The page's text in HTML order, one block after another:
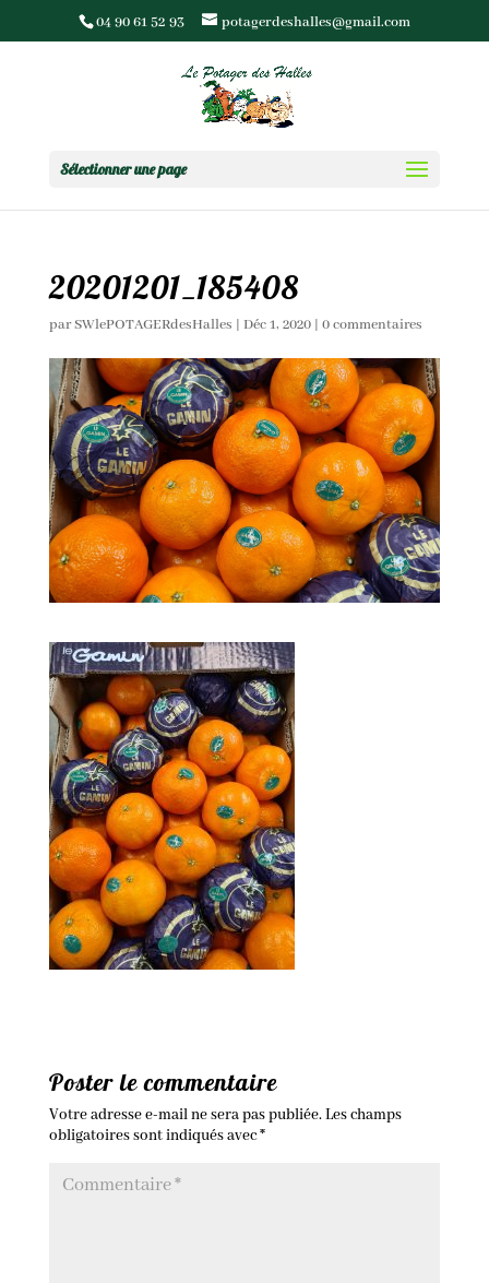
04 90 61 52 93 potagerdeshalles@gmail.com
Sélectionner une page
20201201_185408
parSWlePOTAGERdesHalles | Déc 1, 2020| 0 commentaires
Poster le commentaire
Votre adresse e-mail ne sera pas publiée.Les champs
obligatoires sont indiqués avec*